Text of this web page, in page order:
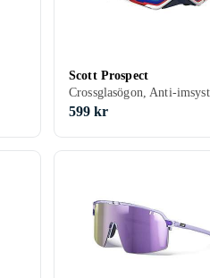
Scott Prospect
599 kr